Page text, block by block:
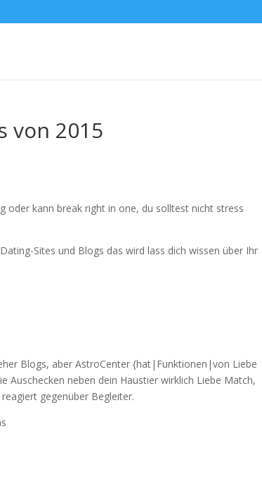
von 2015
oder kann break right in one, du solltest nicht stress
Sites und Blogs das wird lass dich wissen über Ihr
Blogs, aber AstroCenter {hat|Funktionen|von Liebe
Auschecken neben dein Haustier wirklich Liebe Match,
gegenüber Begleiter.